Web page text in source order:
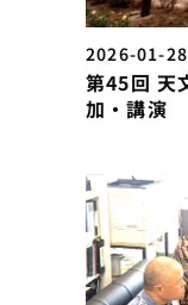
2026-01-28
第45回 天
加・講演